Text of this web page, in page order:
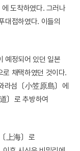
도착하였다. 그러나
대접하였다. 이들의
예정되어 있던 일본
로 채택하였던 것이다.
라섬〔小笠原島〕에
〕로 추방하여
上海〕로